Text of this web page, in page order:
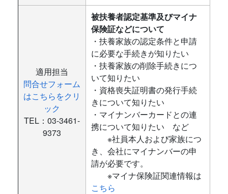
適用担当
問合せフォーム
はこちらをクリ
ック
TEL：03-3461-
9373
被扶養者認定基準及びマイナ
保険証などについて
・扶養家族の認定条件と申請
に必要な手続きが知りたい
・扶養家族の削除手続きにつ
いて知りたい
・資格喪失証明書の発行手続
きについて知りたい
・マイナンバーカードとの連
携について知りたい など
※社員本人および家族につ
き、会社にマイナンバーの申
請が必要です。
※マイナ保険証関連情報は
こちら